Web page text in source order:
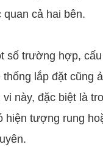
quan cả hai bên.
số trường hợp,
thống lắp đặt cũng
vi này, đặc biệt là
hiện tượng rung